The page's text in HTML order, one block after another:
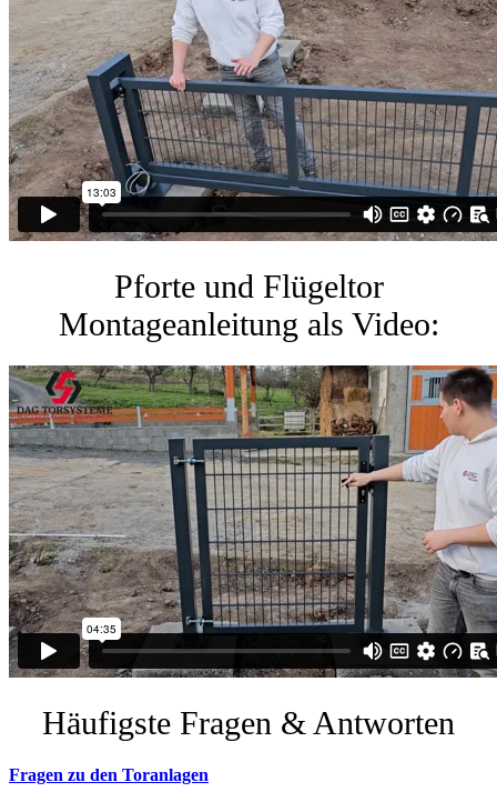
Pforte und Flügeltor
Montageanleitung als Video:
Häufigste Fragen & Antworten
Fragen zu den Toranlagen